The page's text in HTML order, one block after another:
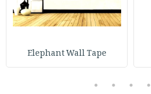
Elephant Wall Tape
2
3
4
5